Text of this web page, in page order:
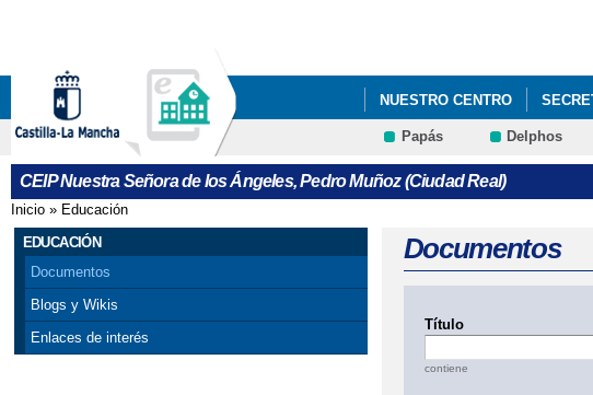
NUESTRO CENTRO
PLAN DIGITAL DE CENTRO 25-
Papás Delphos
CEIP Nuestra Señora de los Ángeles, Pedro Muñoz (Ciudad Real)
Se encuentra usted aquí
Inicio » Educación
EDUCACIÓN
Documentos
Blogs y Wikis
Enlaces de interés
Documentos
Título
contiene